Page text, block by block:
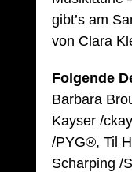
gibt’s am
von Clara
Folgende
Barbara
Kayser /
/PYG®, Til
Scharping /